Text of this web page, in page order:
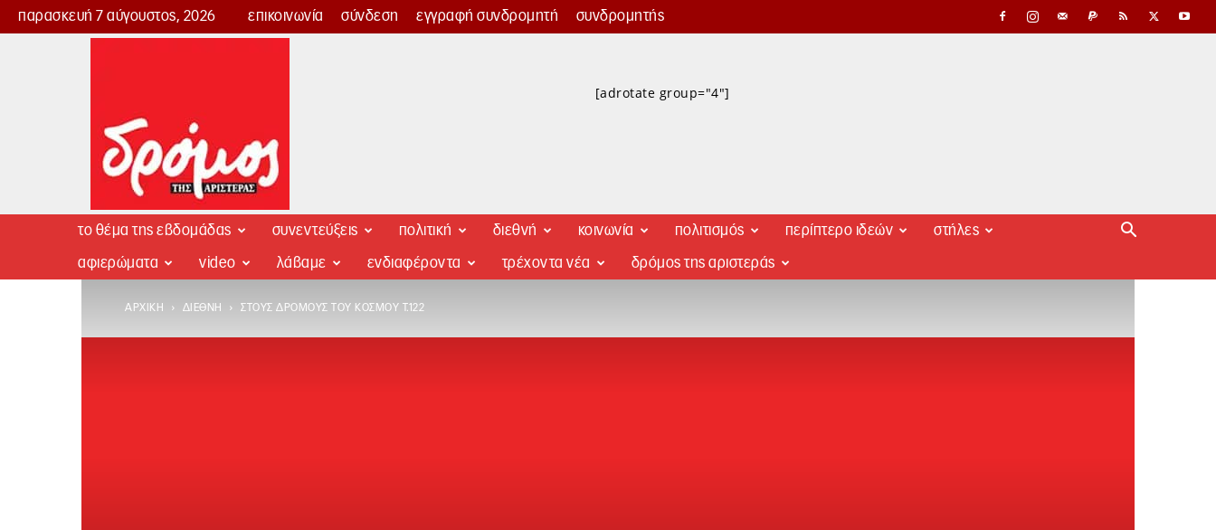
παρασκευή 7 αύγουστος, 2026 επικοινωνία σύνδεση εγγραφή συνδρομητή συνδρομητής
Δρόμος
[adrotate group="4"]
το θέμα της εβδομάδας συνεντεύξεις πολιτική διεθνή κοινωνία πολιτισμός περίπτερο ιδεών στήλες
αφιερώματα video λάβαμε ενδιαφέροντα τρέχοντα νέα δρόμος της αριστεράς
ΑΡΧΙΚΉ ΔΙΕΘΝΉ ΣΤΟΥΣ ΔΡΌΜΟΥΣ ΤΟΥ ΚΌΣΜΟΥ Τ.122